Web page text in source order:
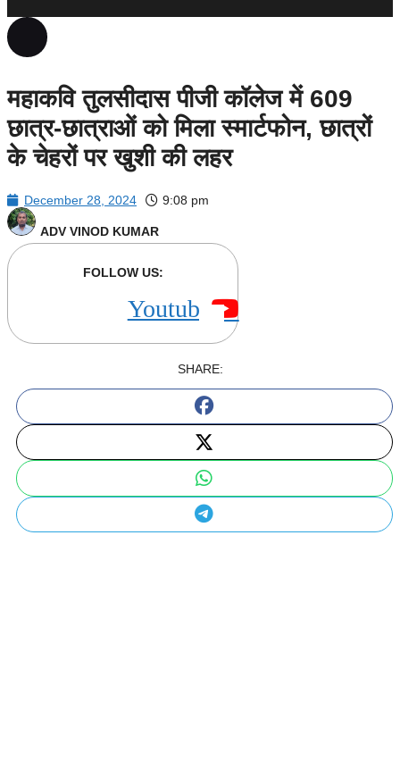
महाकवि तुलसीदास पीजी कॉलेज में 609
छात्र-छात्राओं को मिला स्मार्टफोन, छात्रों
के चेहरों पर खुशी की लहर
December 28, 2024 9:08 pm
ADV VINOD KUMAR
FOLLOW US:
Youtube
SHARE: